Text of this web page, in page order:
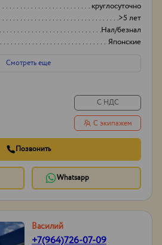
круглосуточно
>5 лет
Нал/безнал
Японские
Смотреть еще
С НДС
С экипажем
Позвонить
Whatsapp
Василий
+7(964)726-07-09